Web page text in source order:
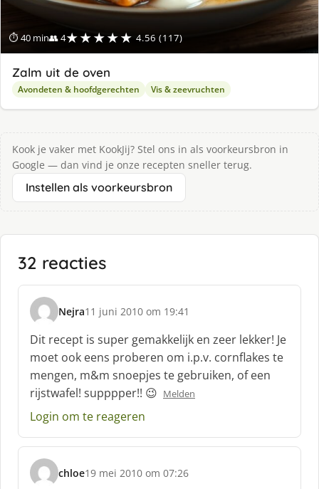
⏱ 40 min👥 4★★★★★ 4.56 (117)
Zalm uit de oven
Avondeten & hoofdgerechten Vis & zeevruchten
Kook je vaker met KookJij? Stel ons in als voorkeursbron in
Google — dan vind je onze recepten sneller terug.
Instellen als voorkeursbron
32 reacties
Nejra
s
c
h
r
e
e
:
11 juni 2010 om 19:41
Dit recept is super gemakkelijk en zeer lekker! Je
moet ook eens proberen om i.p.v. cornflakes te
mengen, m&m snoepjes te gebruiken, of een
rijstwafel! supppper!! 😉 Melden
Login om te reageren
chloe
s
19 mei 2010 om 07:26